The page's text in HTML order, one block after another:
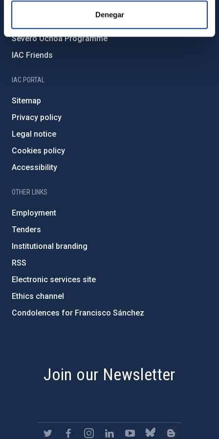
Denegar
IAC Projects
Severo Ochoa Programme
IAC Friends
IAC PORTAL
Sitemap
Privacy policy
Legal notice
Cookies policy
Accessibility
OTHER LINKS
Employment
Tenders
Institutional branding
RSS
Electronic services site
Ethics channel
Condolences for Francisco Sánchez
Join our Newsletter